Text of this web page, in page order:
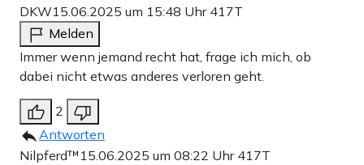
DKW15.06.2025 um 15:48 Uhr 417T
Melden
Immer wenn jemand recht hat, frage ich mich, ob
dabei nicht etwas anderes verloren geht.
2
Antworten
Nilpferd™ 15.06.2025 um 08:22 Uhr 417T